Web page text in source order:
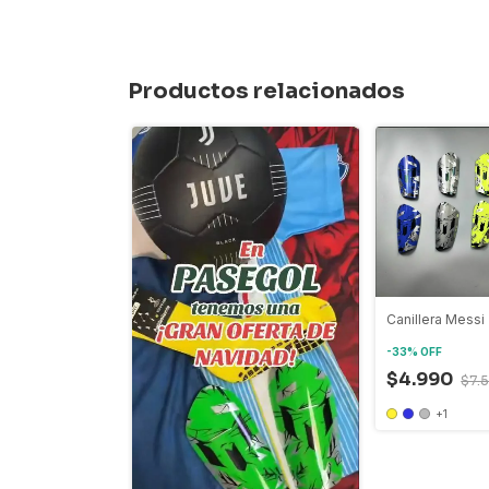
Productos relacionados
Canillera Messi
-33%OFF
$4.990
+1